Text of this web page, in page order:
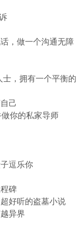
，做一个沟通无障
，拥有一个平衡的
己
你的私家导师
逗乐你
碑
好听的盗墓小说
异界